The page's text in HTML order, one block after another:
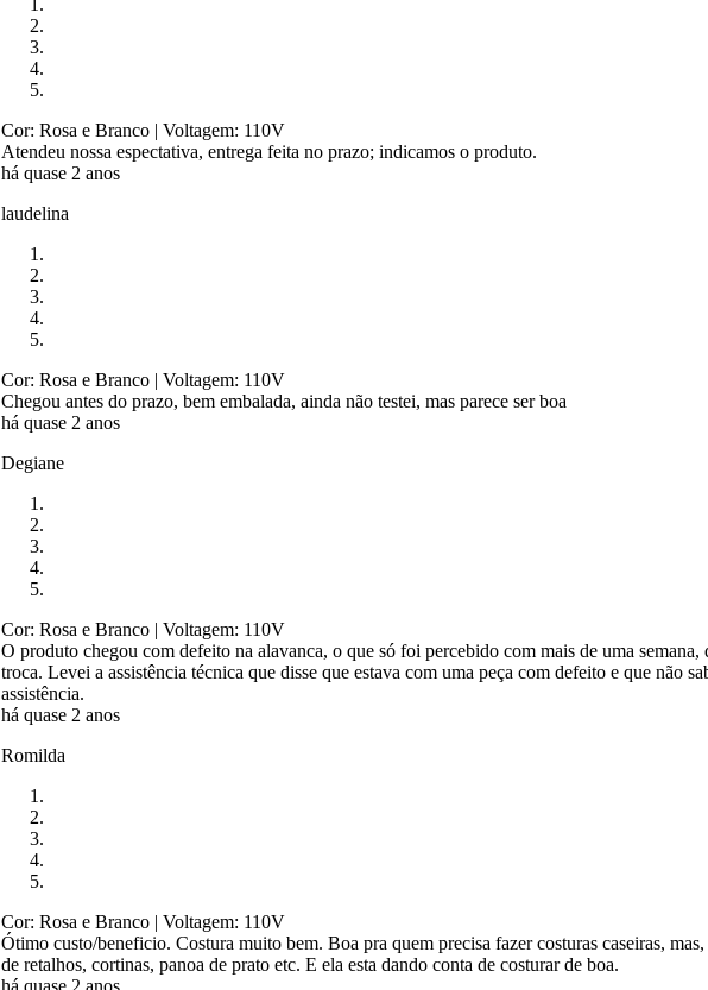
Cor: Rosa e Branco | Voltagem: 110V
Atendeu nossa espectativa, entrega feita no prazo; indicamos o produto.
há quase 2 anos
laudelina
Cor: Rosa e Branco | Voltagem: 110V
Chegou antes do prazo, bem embalada, ainda não testei, mas parece ser boa
há quase 2 anos
Degiane
Cor: Rosa e Branco | Voltagem: 110V
O produto chegou com defeito na alavanca, o que só foi percebido com mais de uma
troca. Levei a assistência técnica que disse que estava com uma peça com defeito e que não
assistência.
há quase 2 anos
Romilda
Cor: Rosa e Branco | Voltagem: 110V
Ótimo custo/beneficio. Costura muito bem. Boa pra quem precisa fazer costuras caseiras,
de retalhos, cortinas, panoa de prato etc. E ela esta dando conta de costurar de boa.
há quase 2 anos